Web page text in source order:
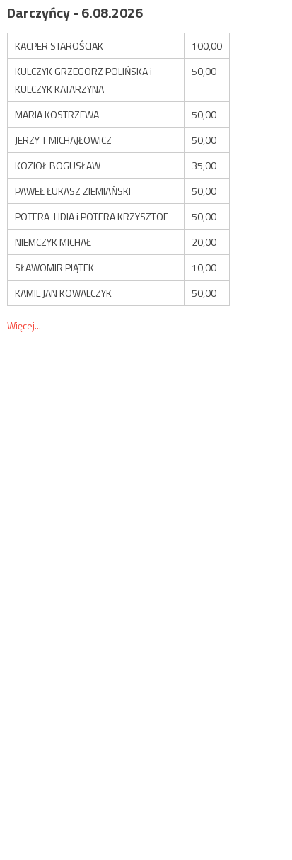
Darczyńcy - 6.08.2026
KACPER STAROŚCIAK
100,00
KULCZYK GRZEGORZ POLIŃSKA i
KULCZYK KATARZYNA
50,00
MARIA KOSTRZEWA
50,00
JERZY T MICHAJŁOWICZ
50,00
KOZIOŁ BOGUSŁAW
35,00
PAWEŁ ŁUKASZ ZIEMIAŃSKI
50,00
POTERA LIDIA i POTERA KRZYSZTOF
50,00
NIEMCZYK MICHAŁ
20,00
SŁAWOMIR PIĄTEK
10,00
KAMIL JAN KOWALCZYK
50,00
Więcej...